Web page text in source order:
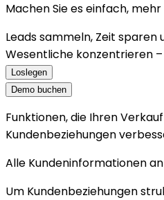
Machen Sie es einfach,
Leads sammeln, Zeit sparen
Wesentliche konzentrieren
Loslegen
Demo buchen
Funktionen, die Ihren
Kundenbeziehungen
Alle Kundeninformationen
Um Kundenbeziehungen